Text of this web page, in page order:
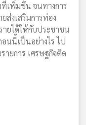
เพิ่มขึ้น จนทางการ
ส่งเสริมการท่อง
ายได้ให้กับประชาชน
นนี้เป็นอย่างไร ไป
ายการ เศรษฐกิจติด